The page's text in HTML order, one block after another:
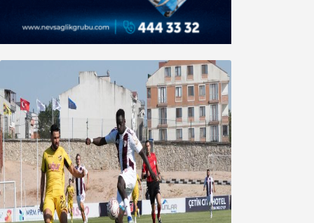
Bandırmaspor’dan 3 gollü başlangıç